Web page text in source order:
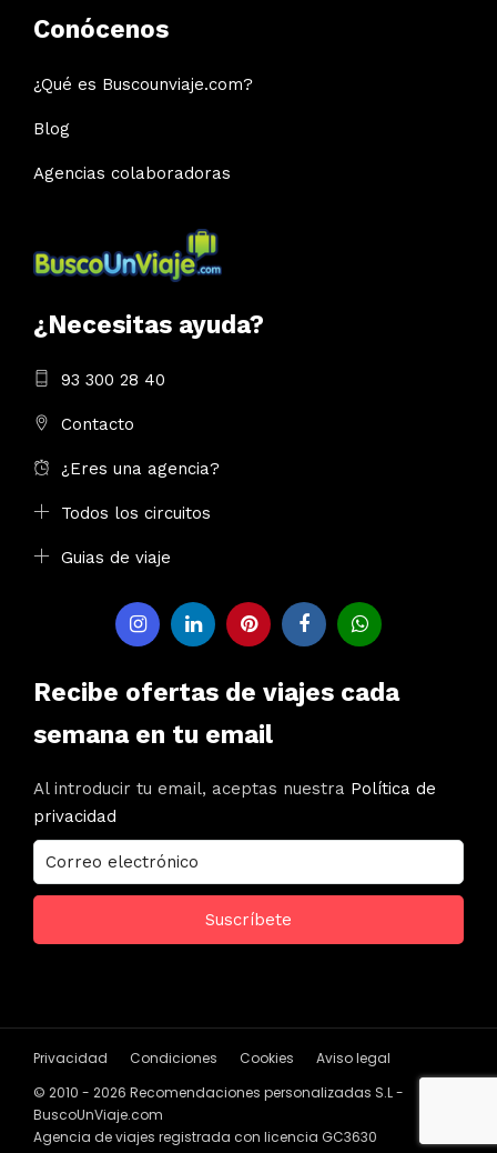
Conócenos
¿Qué es Buscounviaje.com?
Blog
Agencias colaboradoras
¿Necesitas ayuda?
93 300 28 40
Contacto
¿Eres una agencia?
Todos los circuitos
Guias de viaje
Recibe ofertas de viajes cada
semana en tu email
Al introducir tu email, aceptas nuestra Política de
privacidad
Privacidad Condiciones Cookies
Aviso legal
© 2010 - 2026 Recomendaciones personalizadas S.L -
BuscoUnViaje.com
Agencia de viajes registrada con licencia GC3630